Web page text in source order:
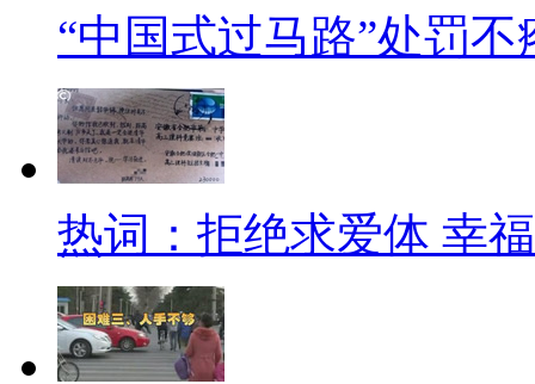
过，“丁克一族”、“独二代”依
解说：
80后成长在改革开放年代，
生二胎的双独家庭，各有各的考
首要因素就是经济条件的制
承受抚养两个孩子。很多80后
“中国式过马路”处罚不
热词：拒绝求爱体 幸